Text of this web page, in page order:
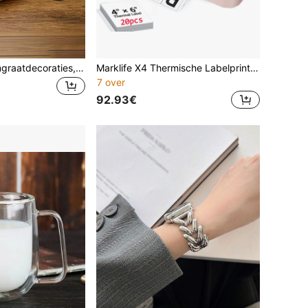
3/6/9 stuks honingraatdecoraties, tropische citroenhoningraatdecoraties, hangende papieren decoratie voor zomerse strandfeestjes, Hawaïaanse BBQ-bijeenkomst tafelstuk, levendige citroenfeestartikelen geschikt voor zwembad, BBQ, verjaardag en buienevenementen
Marklife X4 Thermische Labelprinter Maker, Mini Draagbare Bluetooth Kleine Verzendingsinktloze Stickerprinter, Compatibel Met Android, Ios En Windows Systemen, Gebruikt Voor Kleine Bedrijven School Kantoor, Met 20 Stuks 100x150mm Papier Machine, Het Vakantieseizoen 2026
7 over
92.93€